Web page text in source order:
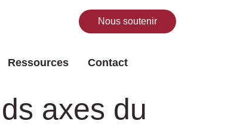
Rechercher
Nous soutenir
Ressources Contact
axes du